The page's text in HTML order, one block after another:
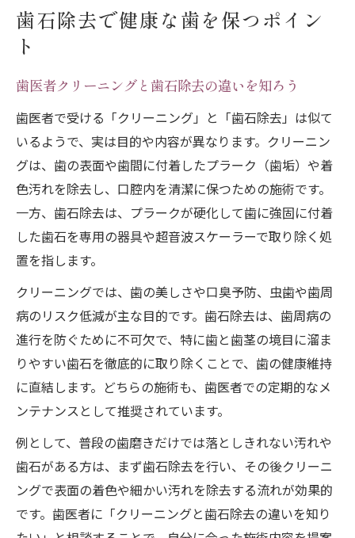
歯石除去で健康な歯を保つポイン
ト
歯医者クリーニングと歯石除去の違いを知ろう
歯医者で受ける「クリーニング」と「歯石除去」は似て
いるようで、実は目的や内容が異なります。クリーニン
グは、歯の表面や歯間に付着したプラーク（歯垢）や着
色汚れを除去し、口腔内を清潔に保つための施術です。
一方、歯石除去は、プラークが硬化して歯に強固に付着
した歯石を専用の器具や超音波スケーラーで取り除く処
置を指します。
クリーニングでは、歯の美しさや口臭予防、虫歯や歯周
病のリスク低減が主な目的です。歯石除去は、歯周病の
進行を防ぐために不可欠で、特に歯と歯茎の境目に溜ま
りやすい歯石を徹底的に取り除くことで、歯の健康維持
に直結します。どちらの施術も、歯医者での定期的なメ
ンテナンスとして推奨されています。
例として、普段の歯磨きだけでは落としきれない汚れや
歯石がある方は、まず歯石除去を行い、その後クリーニ
ングで表面の着色や細かい汚れを除去する流れが効果的
です。歯医者に「クリーニングと歯石除去の違いを知り